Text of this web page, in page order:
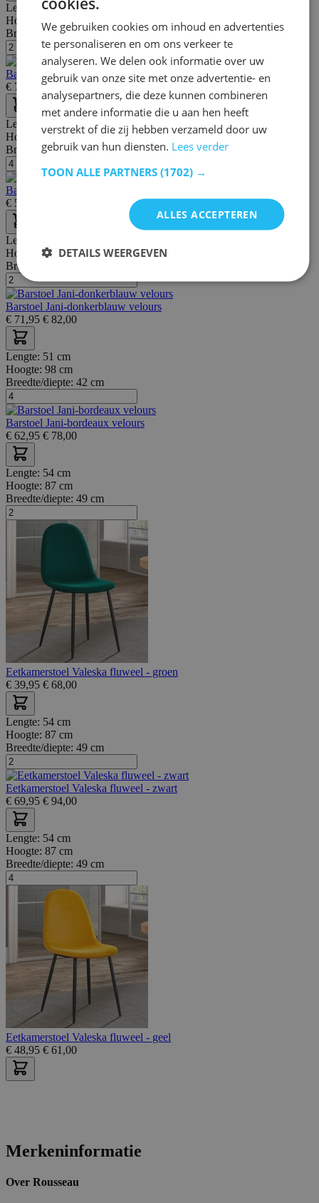
Lengte:51 cm
Hoogte: 98 cm
Breedte/diepte:42 cm
Barstoel Jani-grijs velours
€ 79,95 €
Lengte:
51 cm
Hoogte: 98 cm
Breedte/diepte:42 cm
Barstoel Jani-lichtblauw velours
€ 56,95
Lengte:
Hoogte:98 cm
Breedte/diepte:
Barstoel Jani-donkerblauw velours
€ 71,95 € 82,00
Lengte: 51 cm
Hoogte: 98 cm
Breedte/diepte: 42 cm
Barstoel Jani-bordeaux velours
€ 62,95 € 78,00
Lengte: 54 cm
Hoogte: 87 cm
Breedte/diepte: 49 cm
Eetkamerstoel Valeska fluweel - groen
€ 39,95 € 68,00
Lengte: 54 cm
Hoogte: 87 cm
Breedte/diepte: 49 cm
Eetkamerstoel Valeska fluweel - zwart
€ 69,95 € 94,00
Lengte: 54 cm
Hoogte: 87 cm
Breedte/diepte: 49 cm
Eetkamerstoel Valeska fluweel - geel
€ 48,95 € 61,00
Merkeninformatie
Over Rousseau
We gebruiken cookies om inhoud en advertenties
te personaliseren en om ons verkeer te
analyseren. We delen ook informatie over uw
gebruik van onze site met onze advertentie- en
analysepartners, die deze kunnen combineren
met andere informatie die u aan hen heeft
verstrekt of die zij hebben verzameld door uw
gebruik van hun diensten. Lees verder
TOON ALLE PARTNERS (1702) →
ALLES ACCEPTEREN
DETAILS WEERGEVEN